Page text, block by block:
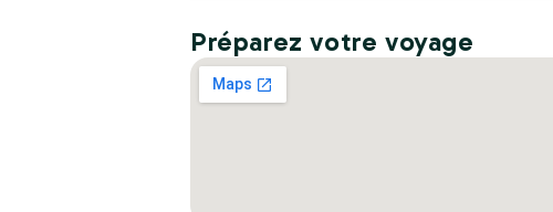
Préparez votre voyage